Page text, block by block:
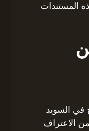
المستندات
في السويد
الاعتراف